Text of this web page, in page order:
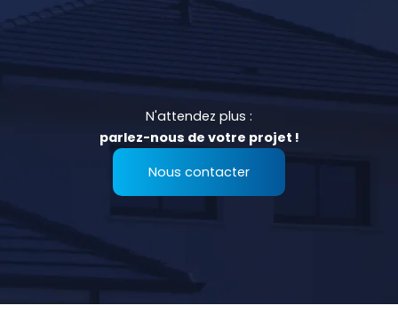
N'attendez plus :
parlez-nous de votre projet !
Nous contacter